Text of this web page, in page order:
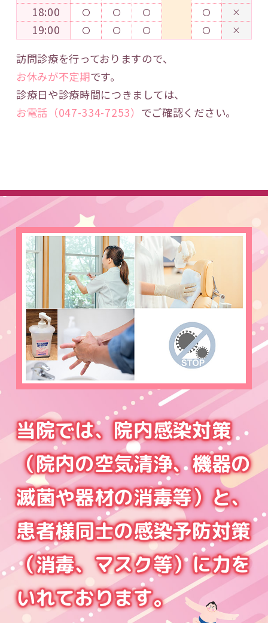
18:00 〇 〇 〇 〇 ×
19:00 〇 〇 〇 〇 ×
訪問診療を行っておりますので、
お休みが不定期です。
診療日や診療時間につきましては、
お電話（047-334-7253） でご確認ください。
当院では、院内感染対策
（院内の空気清浄、機器の
滅菌や器材の消毒等）と、
患者様同士の感染予防対策
（消毒、マスク等）に力を
いれております。